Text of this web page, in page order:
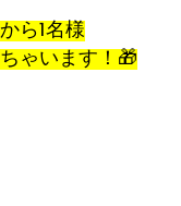
ら1名様
ゃいます！🎁